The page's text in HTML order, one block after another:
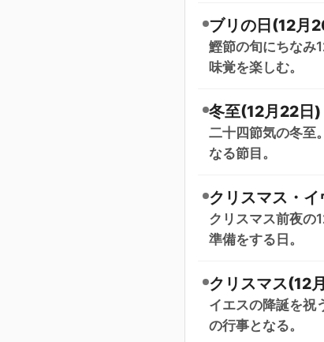
ブリの日(12月
鰹節の旬にちなみ
味覚を楽しむ。
冬至(12月22日)
二十四節気の冬至
なる節目。
クリスマス・
クリスマス前夜の
準備をする日。
クリスマス(12
イエスの降誕を祝
の行事となる。